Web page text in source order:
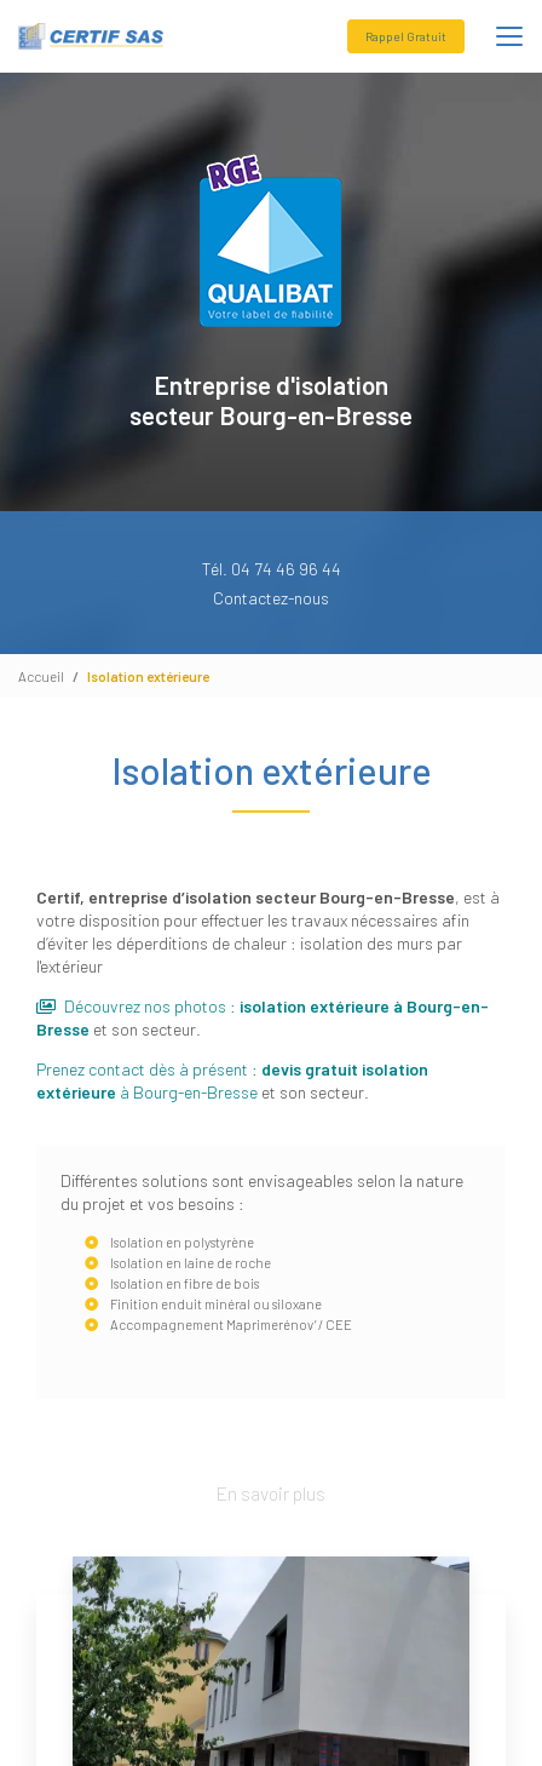
Rappel Gratuit
Entreprise d'isolation
secteurBourg-en-Bresse
Tél. 04 74 46 96 44
Contactez-nous
Accueil Isolation extérieure
Isolation extérieure
Certif, entreprise d’isolation secteur Bourg-en-Bresse, est à
votre disposition pour effectuer les travaux nécessaires afin
d’éviter les déperditions de chaleur : isolation des murs par
l'extérieur
Découvrez nos photos : isolation extérieure à Bourg-en-
Bresse et son secteur.
Prenez contact dès à présent : devis gratuit isolation
extérieure à Bourg-en-Bresse et son secteur.
Différentes solutions sont envisageables selon la nature
du projet et vos besoins :
Isolation en polystyrène
Isolation en laine de roche
Isolation en fibre de bois
Finition enduit minéral ou siloxane
Accompagnement Maprimerénov’ / CEE
En savoir plus